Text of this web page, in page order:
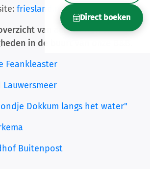
Direct boeken
friesland.nl
van activiteiten en
in de buurt van onze B&B.
Feankleaster
Dokkum langs het water"
Buitenpost